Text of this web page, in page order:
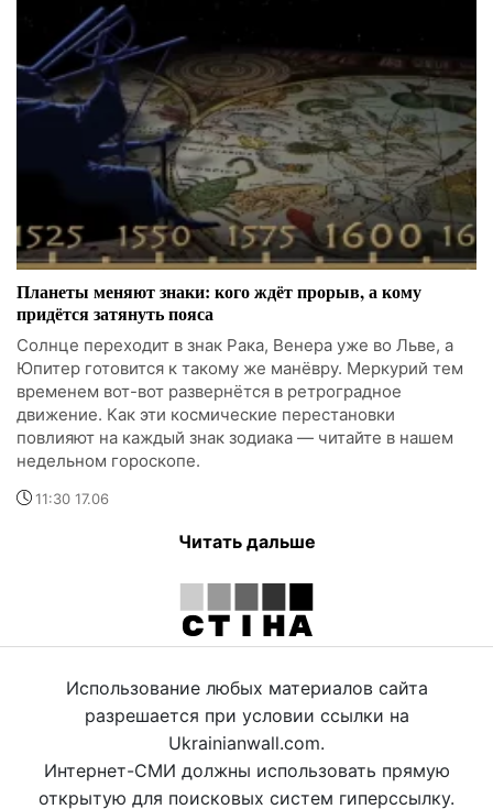
Планеты меняют знаки: кого ждёт прорыв, а кому
придётся затянуть пояса
Солнце переходит в знак Рака, Венера уже во Льве, а
Юпитер готовится к такому же манёвру. Меркурий тем
временем вот-вот развернётся в ретроградное
движение. Как эти космические перестановки
повлияют на каждый знак зодиака — читайте в нашем
недельном гороскопе.
11:30 17.06
Читать дальше
Использование любых материалов сайта
разрешается при условии ссылки на
Ukrainianwall.com.
Интернет-СМИ должны использовать прямую
открытую для поисковых систем гиперссылку.